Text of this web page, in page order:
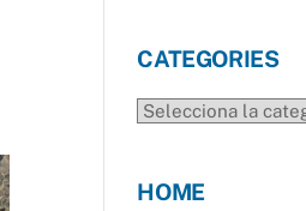
CATEGORIES
CATEGORIES
HOME